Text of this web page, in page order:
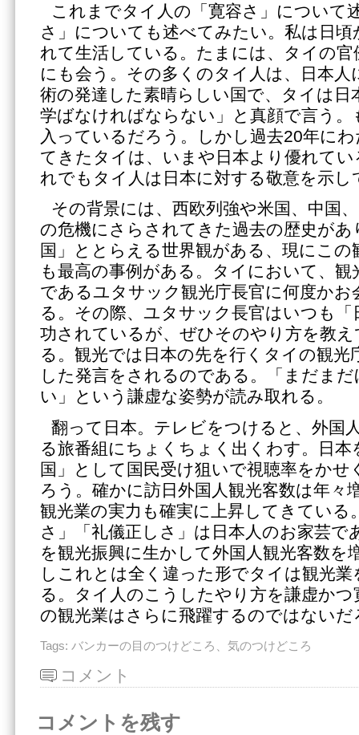
これまでタイ人の「寛容さ」について
さ」についても述べてみたい。私は日
れて生活している。たまには、タイの
にも会う。その多くのタイ人は、日本人
術の発達した素晴らしい国で、タイは
学ばなければならない」と真顔で言う
入っているだろう。しかし過去20年に
てきたタイは、いまや日本より優れて
れでもタイ人は日本に対する敬意を示し
その背景には、西欧列強や米国、中国
の危機にさらされてきた過去の歴史があ
国」ととらえる世界観がある、現にこ
も最高の事例がある。タイにおいて、観
であるユタサック観光庁長官に何度か
る。その際、ユタサック長官はいつも「
功されているが、ぜひそのやり方を教
る。観光では日本の先を行くタイの観光
した発言をされるのである。「まだま
い」という謙虚な姿勢が読み取れる。
翻って日本。テレビをつけると、外国
る旅番組にちょくちょく出くわす。日
国」として国民受け狙いで視聴率をか
ろう。確かに訪日外国人観光客数は年々
観光業の実力も確実に上昇してきている
さ」「礼儀正しさ」は日本人のお家芸で
を観光振興に生かして外国人観光客数を
しこれとは全く違った形でタイは観光
る。タイ人のこうしたやり方を謙虚かつ
の観光業はさらに飛躍するのではないだ
Tags: バンカーの目のつけどころ、気のつけどころ
コメント
コメントを残す